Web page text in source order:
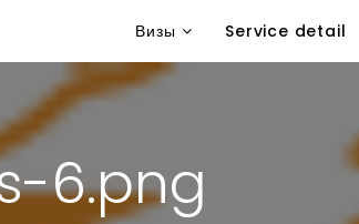
Визы Service detail
6.png